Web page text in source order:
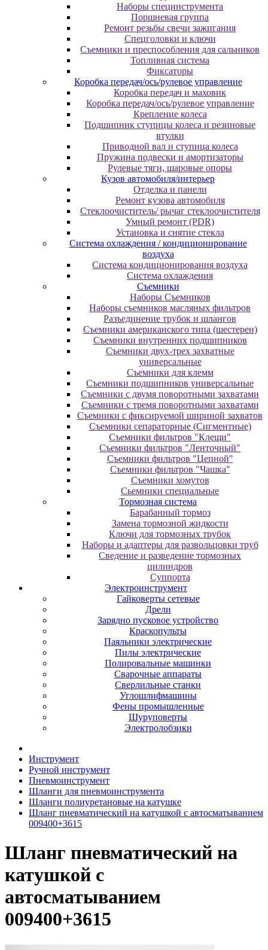
Наборы специнструмента
Поршневая группа
Ремонт резьбы свечи зажигания
Спецголовки и ключи
Съемники и преспособления для сальников
Топливная система
Фиксаторы
Коробка передач/ось/рулевое управление
Коробка передач и маховик
Коробка передач/ось/рулевое управление
Крепление колеса
Подшипник ступицы колеса и резиновые
втулки
Приводной вал и ступица колеса
Пружина подвески и амортизаторы
Рулевые тяги, шаровые опоры
Кузов автомобиля/интерьер
Отделка и панели
Ремонт кузова автомобиля
Стеклоочиститель/ рычаг стеклоочистителя
Умный ремонт (PDR)
Установка и снятие стекла
Система охлаждения / кондиционирование
воздуха
Система кондиционирования воздуха
Система охлаждения
Съемники
Наборы Съемников
Наборы съемников масляных фильтров
Разъединение трубок и шлангов
Съемники американского типа (шестерен)
Съемники внутренних подшипников
Съемники двух-трех захватные
универсальные
Съемники для клемм
Съемники подшипников универсальные
Съемники с двумя поворотными захватами
Съемники с тремя поворотными захватами
Съемники с фиксируемой шириной захватов
Съемники сепараторные (Сигментные)
Съемники фильтров "Клещи"
Съемники фильтров "Ленточный"
Съемники фильтров "Цепной"
Съемники фильтров "Чашка"
Съемники хомутов
Сьемники специальные
Тормозная система
Барабанный тормоз
Замена тормозной жидкости
Ключи для тормозных трубок
Наборы и адаптеры для развольцовки труб
Сведение и разведение тормозных
цилиндров
Суппорта
Электроинструмент
Гайковерты сетевые
Дрели
Зарядно пусковое устройство
Краскопульты
Паяльники электрические
Пилы электрические
Полировальные машинки
Сварочные аппараты
Сверлильные станки
Углошлифмашины
Фены промышленные
Шуруповерты
Электролобзики
Инструмент
Pучнoй инcтpумeнт
Пнeвмoинcтpумeнт
Шлaнги для пнeвмoинcтpумeнтa
Шлaнги пoлиуpeтaнoвыe нa кaтушкe
Шланг пневматический на катушкой с автосматыванием
009400+3615
Шланг пневматический на
катушкой с
автосматыванием
009400+3615